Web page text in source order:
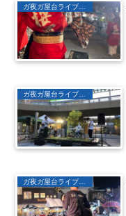
ガ夜ガ屋台ライブ アルバム